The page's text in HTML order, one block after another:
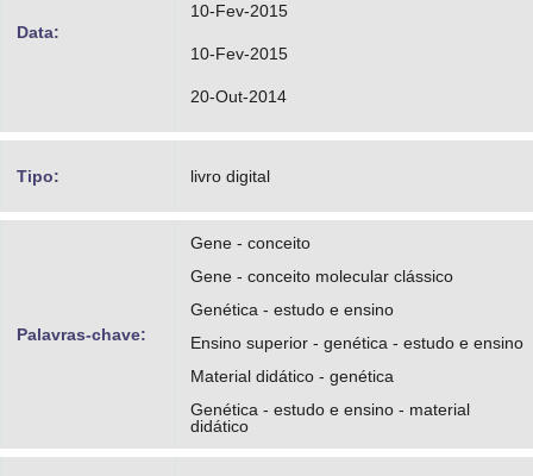
Data:
10-Fev-2015
10-Fev-2015
20-Out-2014
Tipo: livro digital
Palavras-chave:
Gene - conceito
Gene - conceito molecular clássico
Genética - estudo e ensino
Ensino superior - genética - estudo e ensino
Material didático - genética
Genética - estudo e ensino - material
didático